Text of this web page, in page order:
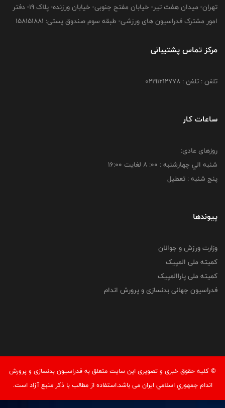
تهران- میدان هفت تیر- خیابان مفتح جنوبی- خیابان ورزنده- پلاک 19- دفتر
امور مشترک فدراسیون های ورزشی- طبقه سوم صندوق پستی: 158151881
مرکز تماس پشتیبانی
تلفن : تلفن : 02191212778
ساعات کار
روزهای عادی:
شنبه الي چهارشنبه : 00: 8 لغايت 16:00
پنج شنبه : تعطیل
پیوندها
وزارت ورزش و جوانان
کمیته ملی المپیک
کمیته ملی پاراالمپیک
فدراسیون جهانی بدنسازی و پرورش اندام
© کليه حقوق خبری و تصويری اين سايت متعلق به فدراسيون بدنسازی و پرورش
اندام جمهوري اسلامي ايران می باشد.استفاده از مطالب با ذكر منبع آزاد است.